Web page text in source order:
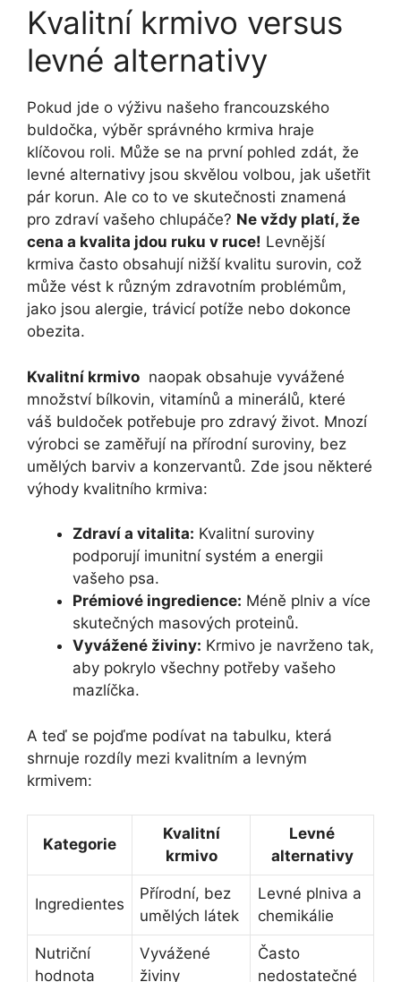
Kvalitní krmivo versus
levné alternativy
Pokud jde o​ výživu našeho francouzského
buldočka, výběr správného krmiva hraje
klíčovou roli. Může⁣ se na první pohled zdát, že
levné alternativy jsou skvělou volbou, jak ušetřit
‍pár korun. Ale co to ve skutečnosti znamená
pro‌ zdraví⁢ vašeho chlupáče?⁤ Ne‌ vždy platí, že
cena⁢ a kvalita​ jdou⁤ ruku v ruce! Levnější
krmiva často obsahují⁣ nižší⁤ kvalitu surovin, ‌což
může vést k různým ⁢zdravotním problémům,
jako jsou alergie, trávicí potíže ⁤nebo ⁤dokonce​
obezita.
Kvalitní krmivo ⁣ naopak obsahuje vyvážené
množství bílkovin, vitamínů a ⁤minerálů, které‍
váš‌ buldoček potřebuje pro zdravý život. Mnozí
výrobci se zaměřují na přírodní suroviny, bez
umělých barviv⁣ a konzervantů. Zde jsou některé
výhody ⁤kvalitního krmiva:
Zdraví a vitalita: Kvalitní ​suroviny
podporují imunitní systém a energii
vašeho psa.
Prémiové ingredience: Méně⁤ plniv a více
skutečných masových proteinů.
Vyvážené živiny: Krmivo je ‍navrženo tak,
aby pokrylo všechny potřeby vašeho
mazlíčka.
A ⁣teď se ⁣pojďme podívat na‌ tabulku, která​
shrnuje rozdíly mezi kvalitním a ​levným
krmivem:
Kategorie
Kvalitní
krmivo
Levné
alternativy
Ingredientes
Přírodní, bez
⁢umělých látek
Levné ‍plniva ​a
chemikálie
Nutriční⁤
hodnota
Vyvážené
živiny
Často
nedostatečné